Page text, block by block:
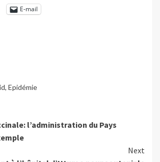
E-mail
, Epidémie
l’administration du Pays
Next